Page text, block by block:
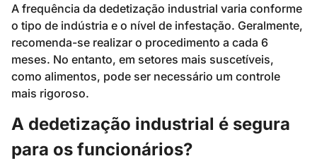
A frequência da dedetização industrial varia conforme
o tipo de indústria e o nível de infestação. Geralmente,
recomenda-se realizar o procedimento a cada 6
meses. No entanto, em setores mais suscetíveis,
como alimentos, pode ser necessário um controle
mais rigoroso.
A dedetização industrial é segura
para os funcionários?